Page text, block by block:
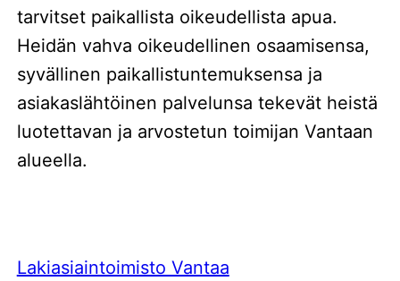
tarvitset paikallista oikeudellista apua.
Heidän vahva oikeudellinen osaamisensa,
syvällinen paikallistuntemuksensa ja
asiakaslähtöinen palvelunsa tekevät heistä
luotettavan ja arvostetun toimijan Vantaan
alueella.
Lakiasiaintoimisto Vantaa